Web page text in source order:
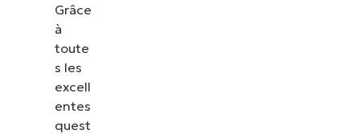
Grâce
à
toute
s les
excell
entes
quest